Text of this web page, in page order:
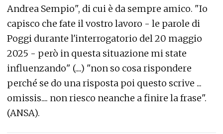
Andrea Sempio", di cui è da sempre amico. "Io
capisco che fate il vostro lavoro - le parole di
Poggi durante l'interrogatorio del 20 maggio
2025 - però in questa situazione mi state
influenzando" (....) "non so cosa rispondere
perché se do una risposta poi questo scrive ...
omissis.... non riesco neanche a finire la frase".
(ANSA).